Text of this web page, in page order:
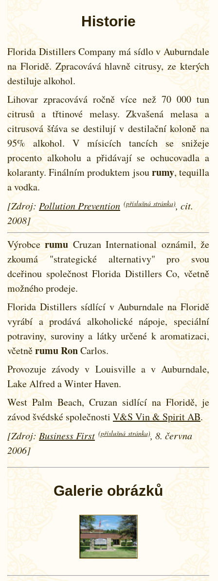
Historie
Florida Distillers Company má sídlo v Auburndale
na Floridě. Zpracovává hlavně citrusy, ze kterých
destiluje alkohol.
Lihovar zpracovává ročně více než 70 000 tun
citrusů a třtinové melasy. Zkvašená melasa a
citrusová šťáva se destilují v destilační koloně na
95% alkohol. V mísicích tancích se snižeje
procento alkoholu a přidávají se ochucovadla a
kolaranty. Finálním produktem jsourumy, tequilla
a vodka.
[Zdroj: Pollution Prevention (příslušná stránka), cit.
2008]
Výrobcerumu Cruzan International oznámil, že
zkoumá "strategické alternativy" pro svou
dceřinou společnost Florida Distillers Co, včetně
možného prodeje.
Florida Distillers sídlící v Auburndale na Floridě
vyrábí a prodává alkoholické nápoje, speciální
potraviny, suroviny a látky určené k aromatizaci,
včetněrumuRonCarlos.
Provozuje závody v Louisville a v Auburndale,
Lake Alfred a Winter Haven.
West Palm Beach, Cruzan sidlící na Floridě, je
závod švédské společnosti V&S Vin & Spirit AB.
[Zdroj: Business First (příslušná stránka), 8. června
2006]
Galerie obrázků